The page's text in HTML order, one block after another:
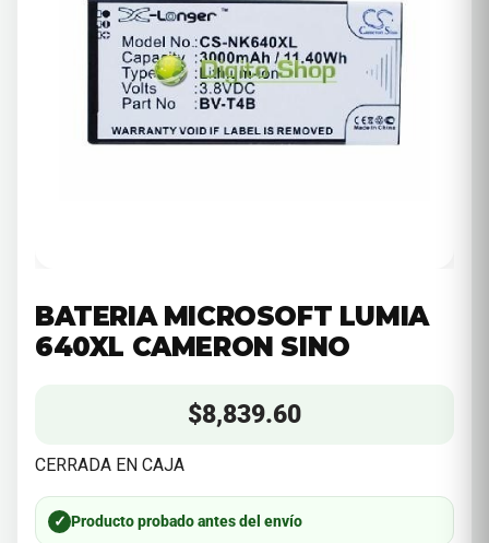
BATERIA MICROSOFT LUMIA
640XL CAMERON SINO
$8,839.60
CERRADA EN CAJA
✓ Producto probado antes del envío